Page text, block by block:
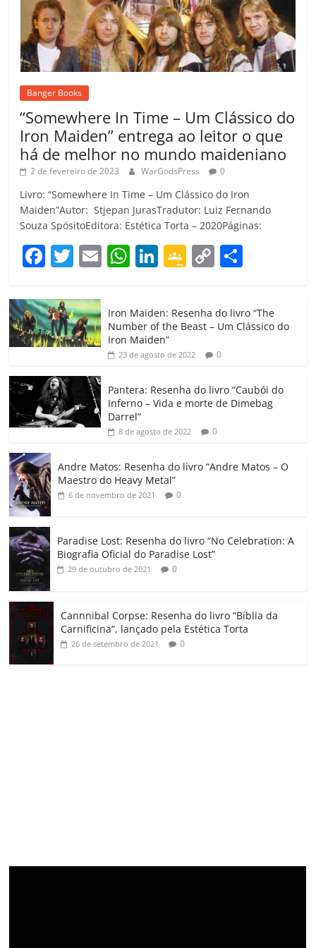
Banger Books
“Somewhere In Time – Um Clássico do
Iron Maiden” entrega ao leitor o que
há de melhor no mundo maideniano
2 de fevereiro de 2023 WarGodsPress 0
Livro: “Somewhere In Time – Um Clássico do Iron
Maiden”Autor: Stjepan JurasTradutor: Luiz Fernando
Souza SpósitoEditora: Estética Torta – 2020Páginas:
F
c
e
b
o
o
k
T
itt
er
E W
at
s
A
p
Li
e
dI
G
gl
e
Cl
a
ss
ro
o
C
p
y
Li
k
m
p
h
ar
Iron Maiden: Resenha do livro “The
Number of the Beast – Um Clássico do
Iron Maiden”
23 de agosto de 2022 0
Pantera: Resenha do livro “Caubói do
Inferno – Vida e morte de Dimebag
Darrel”
8 de agosto de 2022 0
Andre Matos: Resenha do livro “Andre Matos – O
Maestro do Heavy Metal”
6 de novembro de 2021 0
Paradise Lost: Resenha do livro “No Celebration: A
Biografia Oficial do Paradise Lost”
29 de outubro de 2021 0
Cannnibal Corpse: Resenha do livro “Bíblia da
Carnificina”, lançado pela Estética Torta
26 de setembro de 2021 0